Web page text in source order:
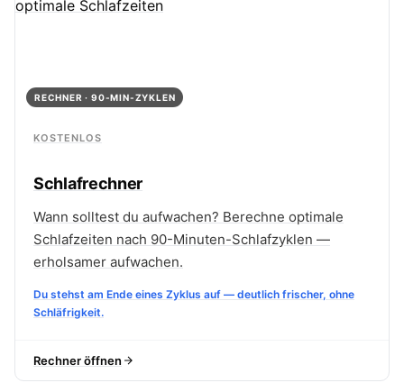
RECHNER · 90-MIN-ZYKLEN
KOSTENLOS
Schlafrechner
Wann solltest du aufwachen? Berechne optimale
Schlafzeiten nach 90-Minuten-Schlafzyklen —
erholsamer aufwachen.
Du stehst am Ende eines Zyklus auf — deutlich frischer, ohne
Schläfrigkeit.
Rechner öffnen